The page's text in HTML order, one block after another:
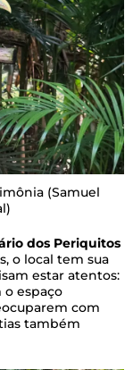
(Samuel
dos Periquitos
o local tem sua
estar atentos:
o espaço
com
também